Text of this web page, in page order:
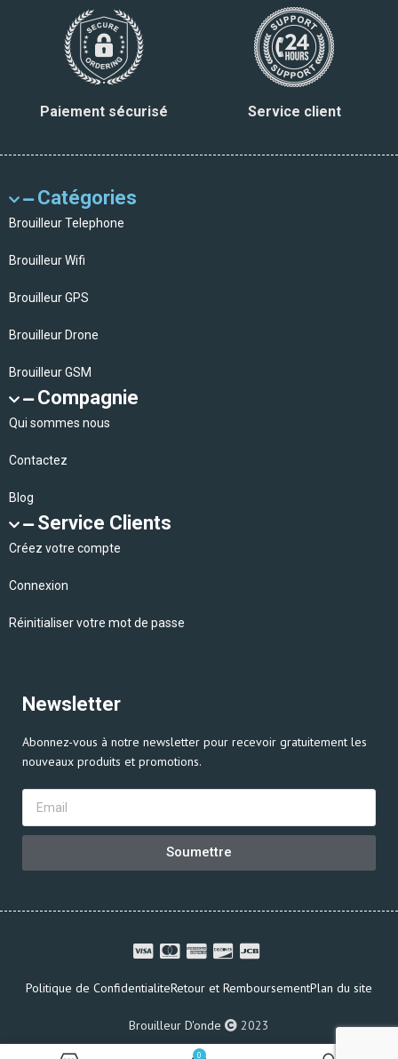
Paiement sécurisé Service client
Catégories
Brouilleur Telephone
Brouilleur Wifi
Brouilleur GPS
Brouilleur Drone
Brouilleur GSM
Compagnie
Qui sommes nous
Contactez
Blog
Service Clients
Créez votre compte
Connexion
Réinitialiser votre mot de passe
Newsletter
Abonnez-vous à notre newsletter pour recevoir gratuitement les
nouveaux produits et promotions.
Soumettre
Politique de ConfidentialiteRetour et RemboursementPlan du site
Brouilleur D'onde 2023
0